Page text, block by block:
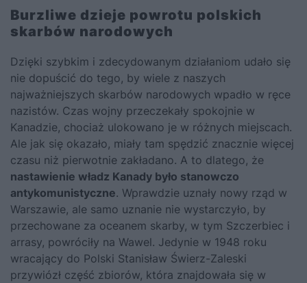
Burzliwe dzieje powrotu polskich
skarbów narodowych
Dzięki szybkim i zdecydowanym działaniom udało się
nie dopuścić do tego, by wiele z naszych
najważniejszych skarbów narodowych wpadło w ręce
nazistów. Czas wojny przeczekały spokojnie w
Kanadzie, chociaż ulokowano je w różnych miejscach.
Ale jak się okazało, miały tam spędzić znacznie więcej
czasu niż pierwotnie zakładano. A to dlatego, że
nastawienie władz Kanady było stanowczo
antykomunistyczne. Wprawdzie uznały nowy rząd w
Warszawie, ale samo uznanie nie wystarczyło, by
przechowane za oceanem skarby, w tym Szczerbiec i
arrasy, powróciły na Wawel. Jedynie w 1948 roku
wracający do Polski Stanisław Świerz-Zaleski
przywiózł część zbiorów, która znajdowała się w